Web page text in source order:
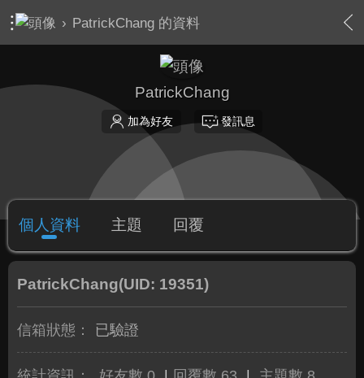
› PatrickChang 的資料
PatrickChang
加為好友 發訊息
個人資料 主題 回覆
PatrickChang(UID: 19351)
信箱狀態： 已驗證